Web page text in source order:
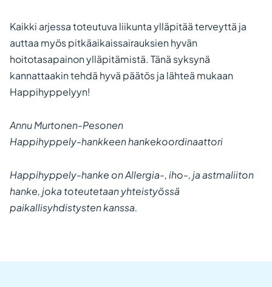
Kaikki arjessa toteutuva liikunta ylläpitää terveyttä ja
auttaa myös pitkäaikaissairauksien hyvän
hoitotasapainon ylläpitämistä. Tänä syksynä
kannattaakin tehdä hyvä päätös ja lähteä mukaan
Happihyppelyyn!
Annu Murtonen-Pesonen
Happihyppely-hankkeen hankekoordinaattori
Happihyppely-hanke on Allergia-, iho-, ja astmaliiton
hanke, joka toteutetaan yhteistyössä
paikallisyhdistysten kanssa.